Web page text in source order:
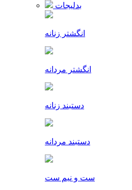
بدلیجات
انگشتر زنانه
انگشتر مردانه
دستبند زنانه
دستبند مردانه
ست و نیم ست